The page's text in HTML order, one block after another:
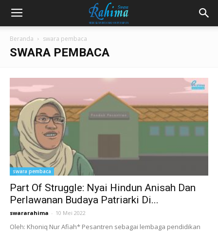
Beranda swara pembaca
SWARA PEMBACA
swara pembaca
Part Of Struggle: Nyai Hindun Anisah Dan
Perlawanan Budaya Patriarki Di...
swararahima - 10 Mei 2022
Oleh: Khoniq Nur Afiah* Pesantren sebagai lembaga pendidikan